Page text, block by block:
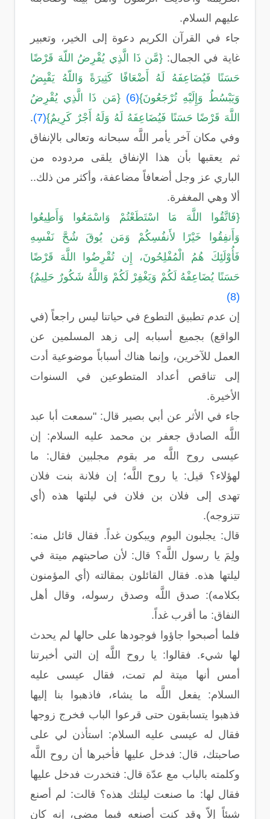
عليهم السلام.
جاء في القرآن الكريم دعوة إلى الخير، وتعبير
غاية في الجمال: {مَّن ذَا الَّذِي يُقْرِضُ اللّهَ قَرْضًا
حَسَنًا فَيُضَاعِفَهُ لَهُ أَضْعَافًا كَثِيرَةً وَاللّهُ يَقْبِضُ
وَيَبْسُطُ وَإِلَيْهِ تُرْجَعُونَ}(6)
{مَن ذَا الَّذِي يُقْرِضُ
اللَّهَ قَرْضًا حَسَنًا فَيُضَاعِفَهُ لَهُ وَلَهُ أَجْرٌ كَرِيمٌ}(7)
.
وفي مكان آخر يأمر اللَّه سبحانه وتعالى بالإنفاق
ثم يعقبها بأن هذا الإنفاق يلقى مردوده من
الباري عز وجل أضعافاً مضاعفة، وأكثر من ذلك..
ألا وهي المغفرة.
{فَاتَّقُوا اللَّهَ مَا اسْتَطَعْتُمْ وَاسْمَعُوا وَأَطِيعُوا
وَأَنفِقُوا خَيْرًا لأَنفُسِكُمْ وَمَن يُوقَ شُحَّ نَفْسِهِ
فَأُوْلَئِكَ هُمُ الْمُفْلِحُونَ، إِن تُقْرِضُوا اللَّهَ قَرْضًا
حَسَنًا يُضَاعِفْهُ لَكُمْ وَيَغْفِرْ لَكُمْ وَاللَّهُ شَكُورٌ حَلِيمٌ}
(8)
إن عدم تطبيق التطوع في حياتنا ليس راجعاً (في
الواقع) بجميع أسبابه إلى زهد المسلمين عن
العمل للآخرين، وإنما هناك أسباباً موضوعية أدت
إلى تناقص أعداد المتطوعين في السنوات
الأخيرة.
جاء في الأثر عن أبي بصير قال: "سمعت أبا عبد
اللَّه الصادق جعفر بن محمد عليه السلام: إن
عيسى روح اللَّه مر بقوم مجلبين فقال: ما
لهؤلاء؟ قيل: يا روح اللَّه؛ إن فلانة بنت فلان
تهدى إلى فلان بن فلان في ليلتها هذه (أي
تتزوجه).
قال: يجلبون اليوم ويبكون غداً. فقال قائل منه:
ولِمَ يا رسول اللَّه؟ قال: لأن صاحبتهم ميتة في
ليلتها هذه. فقال القائلون بمقالته (أي المؤمنون
بكلامه): صدق اللَّه وصدق رسوله، وقال أهل
النفاق: ما أقرب غداً.
فلما أصبحوا جاؤوا فوجودها على حالها لم يحدث
لها شيء. فقالوا: يا روح اللَّه إن التي أخبرتنا
أمس أنها ميتة لم تمت، فقال عيسى عليه
السلام: يفعل اللَّه ما يشاء، فاذهبوا بنا إليها
فذهبوا يتسابقون حتى قرعوا الباب فخرج زوجها
فقال له عيسى عليه السلام: استأذن لي على
صاحبتك، قال: فدخل عليها فأخبرها أن روح اللَّه
وكلمته بالباب مع عدّة قال: فتخدرت فدخل عليها
فقال لها: ما صنعت ليلتك هذه؟ قالت: لم أصنع
شيئاً إلاّ وقد كنت أصنعه فيما مضى، إنه كان